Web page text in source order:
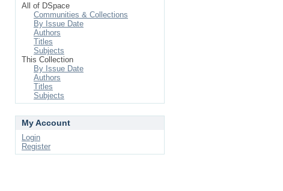
All of DSpace
Communities & Collections
By Issue Date
Authors
Titles
Subjects
This Collection
By Issue Date
Authors
Titles
Subjects
My Account
Login
Register